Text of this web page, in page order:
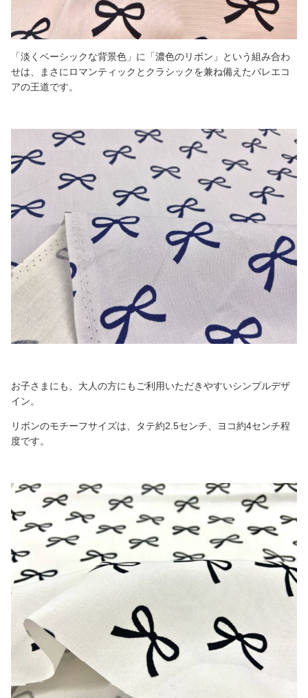
「淡くベーシックな背景色」に「濃色のリボン」という組み合わ
せは、まさにロマンティックとクラシックを兼ね備えたバレエコ
アの王道です。
お子さまにも、大人の方にもご利用いただきやすいシンプルデザ
イン。
リボンのモチーフサイズは、タテ約2.5センチ、ヨコ約4センチ程
度です。